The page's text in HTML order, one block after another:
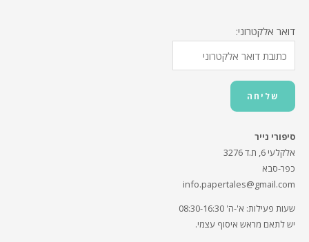
דואר אלקטרוני:
סיפורי נייר
אלקלעי 6, ת.ד 3276
כפר-סבא
info.papertales@gmail.com
שעות פעילות: א'-ה' 08:30-16:30
יש לתאם מראש איסוף עצמי.